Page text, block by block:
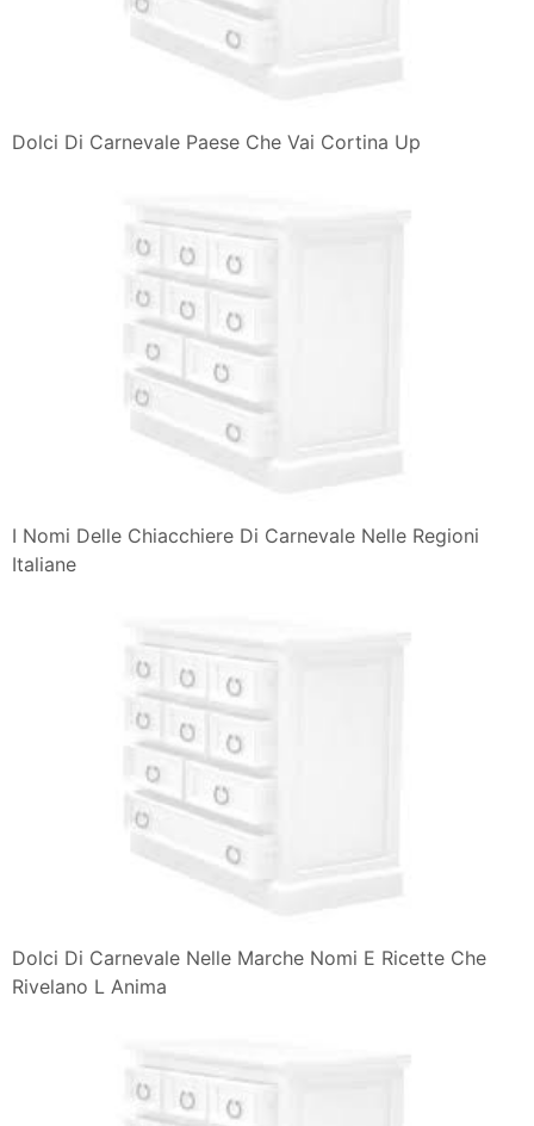
Dolci Di Carnevale Paese Che Vai Cortina Up
I Nomi Delle Chiacchiere Di Carnevale Nelle Regioni
Italiane
Dolci Di Carnevale Nelle Marche Nomi E Ricette Che
Rivelano L Anima